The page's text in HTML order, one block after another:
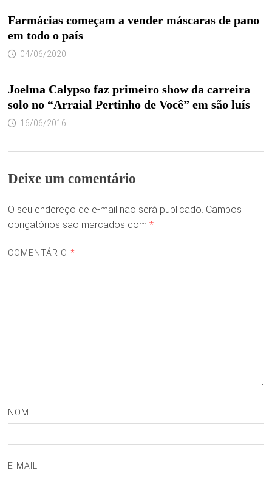
Farmácias começam a vender máscaras de pano
em todo o país
04/06/2020
Joelma Calypso faz primeiro show da carreira
solo no “Arraial Pertinho de Você” em são luís
16/06/2016
Deixe um comentário
O seu endereço de e-mail não será publicado. Campos
obrigatórios são marcados com *
COMENTÁRIO *
NOME
E-MAIL